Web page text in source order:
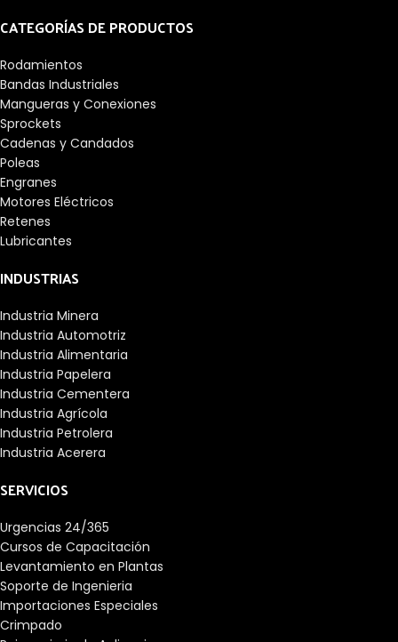
CATEGORÍAS DE PRODUCTOS
Rodamientos
Bandas Industriales
Mangueras y Conexiones
Sprockets
Cadenas y Candados
Poleas
Engranes
Motores Eléctricos
Retenes
Lubricantes
INDUSTRIAS
Industria Minera
Industria Automotriz
Industria Alimentaria
Industria Papelera
Industria Cementera
Industria Agrícola
Industria Petrolera
Industria Acerera
SERVICIOS
Urgencias 24/365
Cursos de Capacitación
Levantamiento en Plantas
Soporte de Ingenieria
Importaciones Especiales
Crimpado